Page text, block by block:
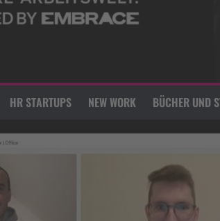
HR STARTUPS NEW WORK BÜCHER UND